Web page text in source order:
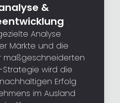
&
Analyse
Märkte und die
maßgeschneiderten
wird die
Erfolg
im Ausland